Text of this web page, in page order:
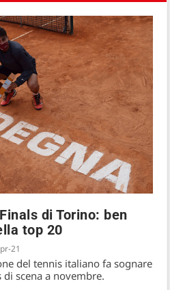
di Torino: ben
top 20
21
del tennis italiano fa sognare
scena a novembre.